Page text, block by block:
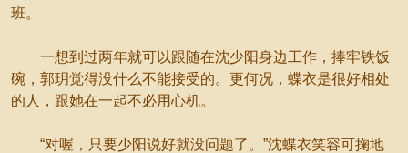
班。
一想到过两年就可以跟随在沈少阳身边工作，捧牢铁饭
碗，郭玥觉得没什么不能接受的。更何况，蝶衣是很好相处
的人，跟她在一起不必用心机。
“对喔，只要少阳说好就没问题了。”沈蝶衣笑容可掬地